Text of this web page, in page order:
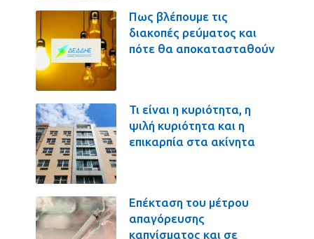
Πως βλέπουμε τις
διακοπές ρεύματος και
πότε θα αποκατασταθούν
Τι είναι η κυριότητα, η
ψιλή κυριότητα και η
επικαρπία στα ακίνητα
Επέκταση του μέτρου
απαγόρευσης
καπνίσματος και σε